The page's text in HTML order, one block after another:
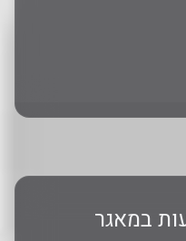
במאגר